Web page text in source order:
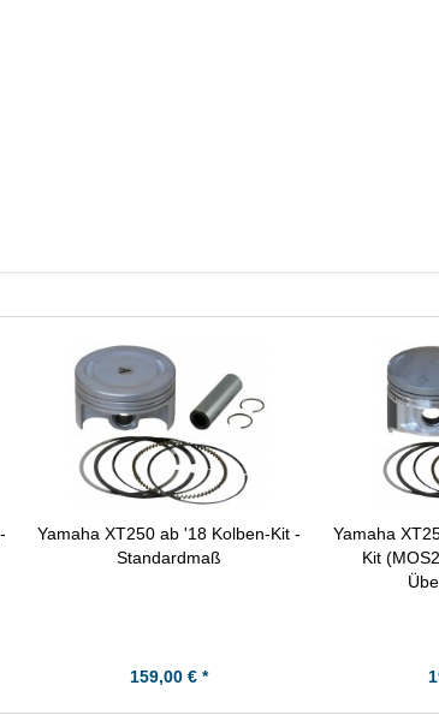
Yamaha XT250 ab '18 Kolben-Kit -
Standardmaß
159,00 € *
Yamaha
Kit